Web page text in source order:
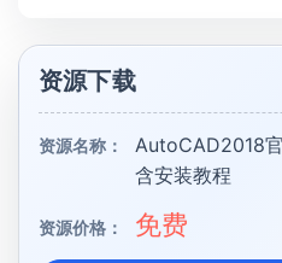
资源下载
资源名称：
AutoCAD2018
含安装教程
资源价格： 免费